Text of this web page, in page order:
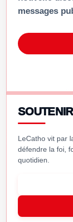
messages
LeCatho vit par
défendre la foi,
quotidien.